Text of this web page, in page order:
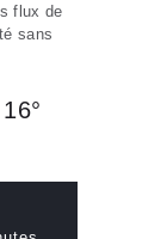
flux de
sans